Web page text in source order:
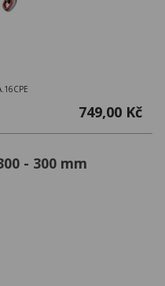
749,00 Kč
- 300 mm